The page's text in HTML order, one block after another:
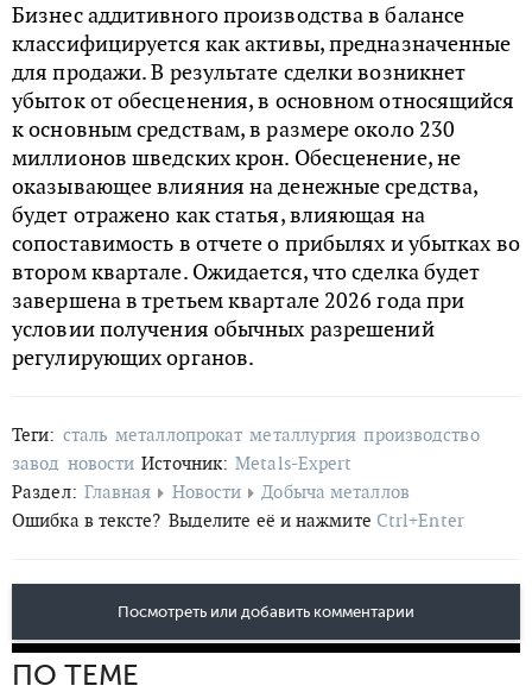
Бизнес аддитивного производства в балансе
классифицируется как активы, предназначенные
для продажи. В результате сделки возникнет
убыток от обесценения, в основном относящийся
к основным средствам, в размере около 230
миллионов шведских крон. Обесценение, не
оказывающее влияния на денежные средства,
будет отражено как статья, влияющая на
сопоставимость в отчете о прибылях и убытках во
втором квартале. Ожидается, что сделка будет
завершена в третьем квартале 2026 года при
условии получения обычных разрешений
регулирующих органов.
Теги: сталь металлопрокат металлургия производство
завод новости Источник: Metals-Expert
Раздел: Главная Новости
Добыча металлов
Ошибка в тексте? Выделите её и нажмите Ctrl+Enter
Посмотреть или добавить комментарии
ПО ТЕМЕ